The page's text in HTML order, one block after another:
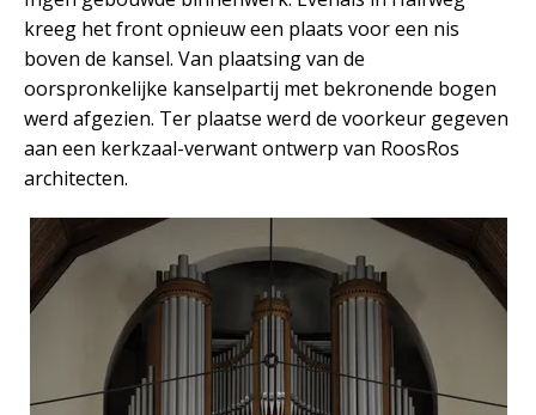
kreeg het front opnieuw een plaats voor een nis
boven de kansel. Van plaatsing van de
oorspronkelijke kanselpartij met bekronende bogen
werd afgezien. Ter plaatse werd de voorkeur gegeven
aan een kerkzaal-verwant ontwerp van RoosRos
architecten.